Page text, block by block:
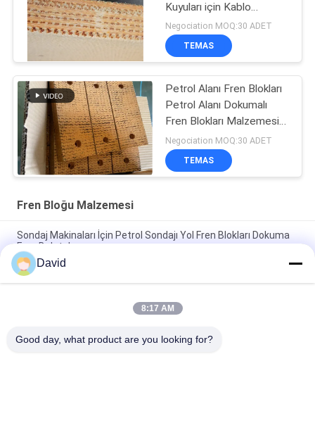
Kuyuları için Kablo
Dokuma Fren Blok
Malzemesi
Negociation MOQ:30 ADET
TEMAS
Petrol Alanı Fren Blokları
Petrol Alanı Dokumalı
Fren Blokları Malzemesi
Pile Driver Drilling Rig için
Negociation MOQ:30 ADET
TEMAS
Fren Bloğu Malzemesi
Sondaj Makinaları İçin Petrol Sondajı Yol Fren Blokları Dokuma
Fren Balataları
Asbest içermeyen dokuma fren astarı dokuma fren bloğu
petrol kuyusu sondajı için dokuma fren yastığı
Buhur makinesi dokuma fren kaplamaları petrol kuyuları
David
8:17 AM
Good day, what product are you looking for?